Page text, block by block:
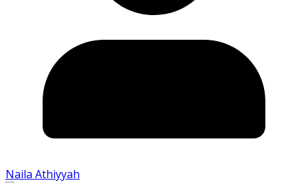
Naila Athiyyah